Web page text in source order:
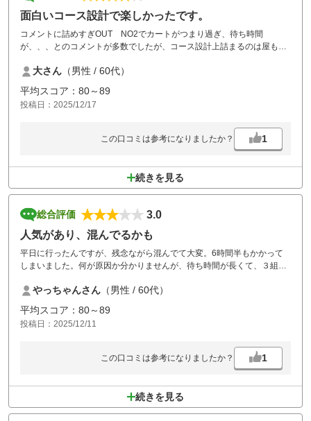
面白いコース設計で楽しかったです。
コメントに詰めすぎOUT NO2でカートがつまり過ぎ、待ち時間
が、、、とのコメントが多数でしたが、コース設計上詰まるのは屋も負
ただし、初めてだと落とし穴が分からないコースが多々ありますが、も
う一度チャレンジしたくなるような面白いコースで楽しかったです。
食事はどこのアコーディアでもほぼ同じメニューの為期待はしていませ
大さん （男性 / 60代）
平均スコア：80～89
投稿日：2025/12/17
この口コミは参考になりましたか？ 1
続きを見る
総合評価
3.0
人気があり、混んでるかも
平日に行ったんですが、残念ながら混んでて大変。6時間半もかかって
しまいました。何が原因か分かりませんが、待ち時間が長くて、３組待
あるメンテに関しては問題ないような気がします。
やっちゃんさん （男性 / 60代）
平均スコア：80～89
投稿日：2025/12/11
この口コミは参考になりましたか？ 1
続きを見る